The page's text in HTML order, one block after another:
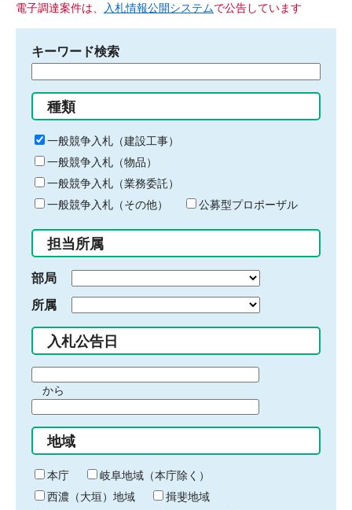
電子調達案件は、 入札情報公開システムで公告しています
キーワード検索
る
キ
ー
ワ
ー
ド
入
力
種類
一般競争入札（建設工事）
一般競争入札（物品）
一般競争入札（業務委託）
一般競争入札（その他）
公募型プロポーザル
担当所属
部局
所属
入札公告日
間
始
り
から
間
終
わ
り
地域
本庁
岐阜地域（本庁除く）
西濃（大垣）地域
揖斐地域